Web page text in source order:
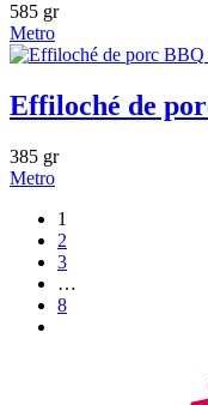
585 gr
Metro
Effiloché de
385 gr
Metro
1
2
3
…
8